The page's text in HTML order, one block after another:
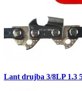
Lant drujba 3/8LP 1.3